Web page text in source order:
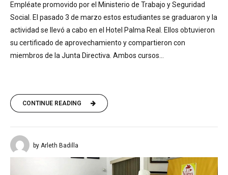
Empléate promovido por el Ministerio de Trabajo y Seguridad
Social. El pasado 3 de marzo estos estudiantes se graduaron y la
actividad se llevó a cabo en el Hotel Palma Real. Ellos obtuvieron
su certificado de aprovechamiento y compartieron con
miembros de la Junta Directiva. Ambos cursos...
CONTINUE READING
by Arleth Badilla